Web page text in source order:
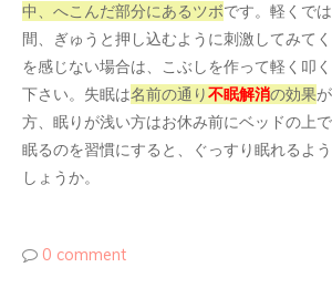
中、へこんだ部分にあるツボです。軽くで
間、ぎゅうと押し込むように刺激してみて
を感じない場合は、こぶしを作って軽く叩
下さい。失眠は名前の通り不眠解消の効果
方、眠りが浅い方はお休み前にベッドの上
眠るのを習慣にすると、ぐっすり眠れるよ
しょうか。
0 comment